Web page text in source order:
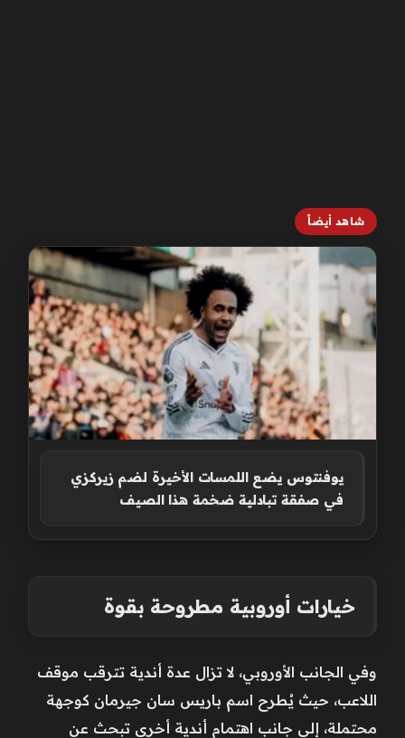
شاهد أيضاً
يوفنتوس يضع اللمسات الأخيرة لضم زيركزي
في صفقة تبادلية ضخمة هذا الصيف
خيارات أوروبية مطروحة بقوة
وفي الجانب الأوروبي، لا تزال عدة أندية تترقب موقف
اللاعب، حيث يُطرح اسم باريس سان جيرمان كوجهة
محتملة، إلى جانب اهتمام أندية أخرى تبحث عن